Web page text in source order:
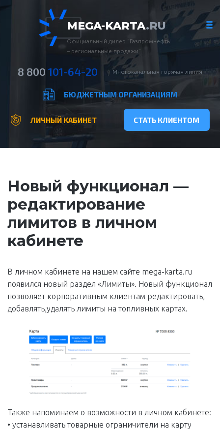
MEGA-KARTA.RU
Официальный дилер “Газпромнефть
– региональные продажи”
8 800 101-64-20 Многоканальная горячая линия
БЮДЖЕТНЫМ ОРГАНИЗАЦИЯМ
ЛИЧНЫЙ КАБИНЕТ СТАТЬ КЛИЕНТОМ
Новый функционал —
редактирование
лимитов в личном
кабинете
В личном кабинете на нашем сайте mega-karta.ru
появился новый раздел «Лимиты». Новый функционал
позволяет корпоративным клиентам редактировать,
добавлять,удалять лимиты на топливных картах.
Также напоминаем о возможности в личном кабинете:
• устанавливать товарные ограничители на карту